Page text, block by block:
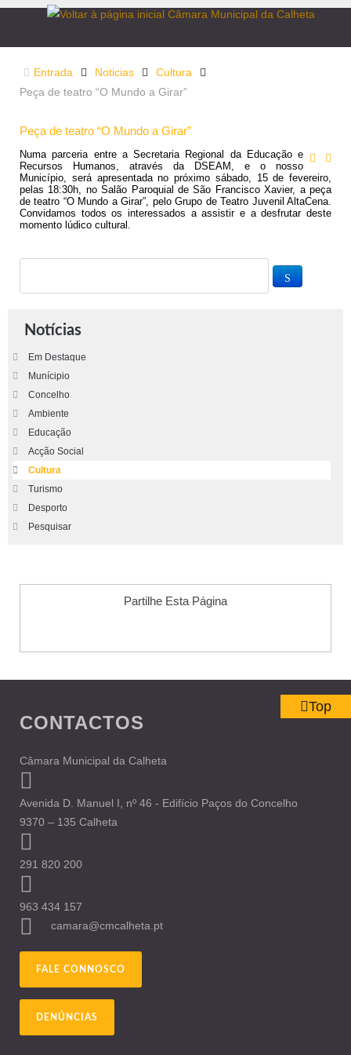
Entrada Noticias
Cultura
Peça de teatro “O Mundo a Girar”
Peça de teatro “O Mundo a Girar”
Numa parceria entre a Secretaria Regional da Educação e
Recursos Humanos, através da DSEAM, e o nosso
Município, será apresentada no próximo sábado, 15 de fevereiro,
pelas 18:30h, no Salão Paroquial de São Francisco Xavier, a peça
de teatro “O Mundo a Girar”, pelo Grupo de Teatro Juvenil AltaCena.
Convidamos todos os interessados a assistir e a desfrutar deste
momento lúdico cultural.
Notícias
Em Destaque
Munícipio
Concelho
Ambiente
Educação
Acção Social
Cultura
Turismo
Desporto
Pesquisar
Partilhe Esta Página
CONTACTOS
Câmara Municipal da Calheta
Avenida D. Manuel I, nº 46 - Edifício Paços do Concelho
9370 – 135 Calheta
291 820 200
963 434 157
camara@cmcalheta.pt
FALE CONNOSCO
DENÚNCIAS
Top